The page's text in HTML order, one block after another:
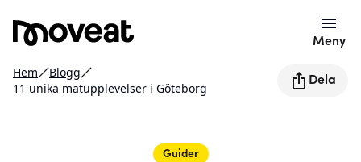
Meny
Hem
Blogg
11 unika matupplevelser i Göteborg
Dela
Guider